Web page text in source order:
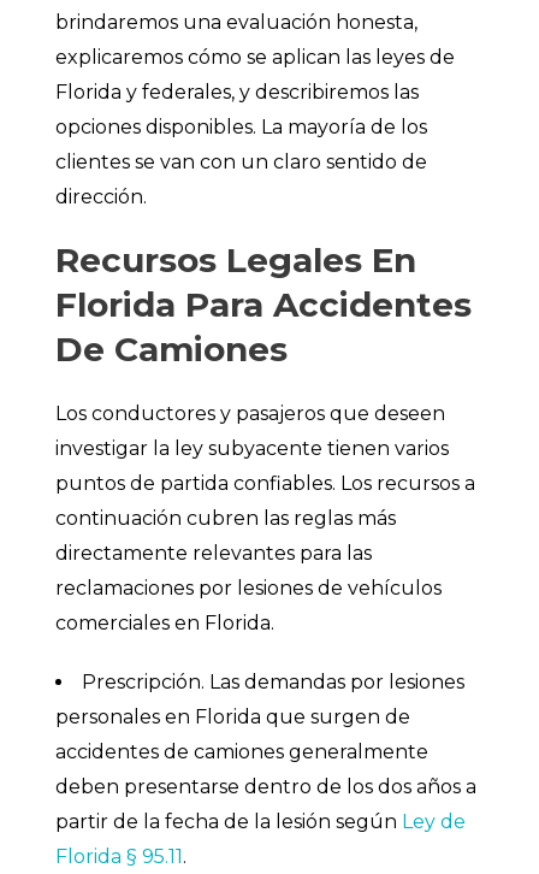
brindaremos una evaluación honesta,
explicaremos cómo se aplican las leyes de
Florida y federales, y describiremos las
opciones disponibles. La mayoría de los
clientes se van con un claro sentido de
dirección.
Recursos Legales En
Florida Para Accidentes
De Camiones
Los conductores y pasajeros que deseen
investigar la ley subyacente tienen varios
puntos de partida confiables. Los recursos a
continuación cubren las reglas más
directamente relevantes para las
reclamaciones por lesiones de vehículos
comerciales en Florida.
Prescripción. Las demandas por lesiones
personales en Florida que surgen de
accidentes de camiones generalmente
deben presentarse dentro de los dos años a
partir de la fecha de la lesión según Ley de
Florida § 95.11.